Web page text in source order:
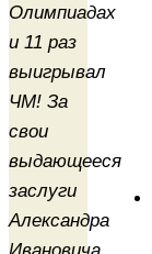
Олимпиадах
и 11 раз
выигрывал
ЧМ! За
свои
выдающееся
заслуги
Александра